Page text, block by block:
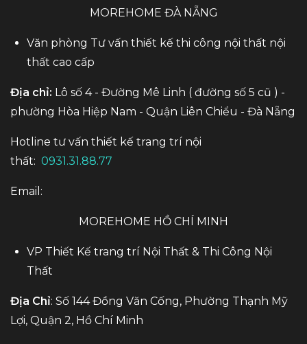
MOREHOME ĐÀ NẴNG
Văn phòng Tư vấn thiết kế thi công nội thất nội
thất cao cấp
Địa chỉ: Lô số 4 - Đường Mê Linh ( đường số 5 cũ ) -
phường Hòa Hiệp Nam - Quận Liên Chiểu - Đà Nẵng
Hotline tư vấn thiết kế trang trí nội
thất: 0931.31.88.77
Email:
MOREHOME HỒ CHÍ MINH
VP Thiết Kế trang trí Nội Thất & Thi Công Nội
Thất
Địa Chỉ: Số 144 Đồng Văn Cống, Phường Thạnh Mỹ
Lợi, Quận 2, Hồ Chí Minh